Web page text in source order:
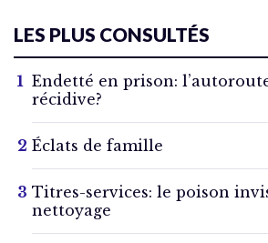
LES PLUS CONSULTÉS
Endetté en prison:
récidive?
Éclats de famille
Titres-services: le poison
nettoyage